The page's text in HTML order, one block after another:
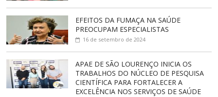
EFEITOS DA FUMAÇA NA SAÚDE
PREOCUPAM ESPECIALISTAS
16 de setembro de 2024
APAE DE SÃO LOURENÇO INICIA OS
TRABALHOS DO NÚCLEO DE PESQUISA
CIENTÍFICA PARA FORTALECER A
EXCELÊNCIA NOS SERVIÇOS DE SAÚDE